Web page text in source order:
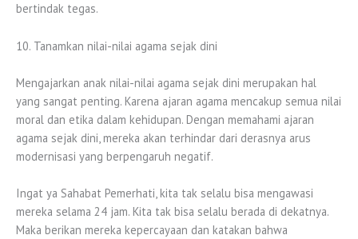
bertindak tegas.
10. Tanamkan nilai-nilai agama sejak dini
Mengajarkan anak nilai-nilai agama sejak dini merupakan hal
yang sangat penting. Karena ajaran agama mencakup semua nilai
moral dan etika dalam kehidupan. Dengan memahami ajaran
agama sejak dini, mereka akan terhindar dari derasnya arus
modernisasi yang berpengaruh negatif.
Ingat ya Sahabat Pemerhati, kita tak selalu bisa mengawasi
mereka selama 24 jam. Kita tak bisa selalu berada di dekatnya.
Maka berikan mereka kepercayaan dan katakan bahwa